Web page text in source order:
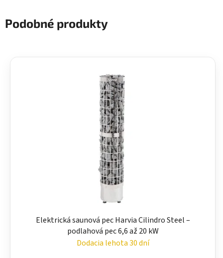
Podobné produkty
Elektrická saunová pec Harvia Cilindro Steel –
podlahová pec 6,6 až 20 kW
Dodacia lehota 30 dní